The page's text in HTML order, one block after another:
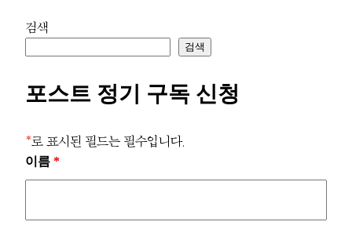
검색
검색
포스트 정기 구독 신청
*로 표시된 필드는 필수입니다.
이름 *